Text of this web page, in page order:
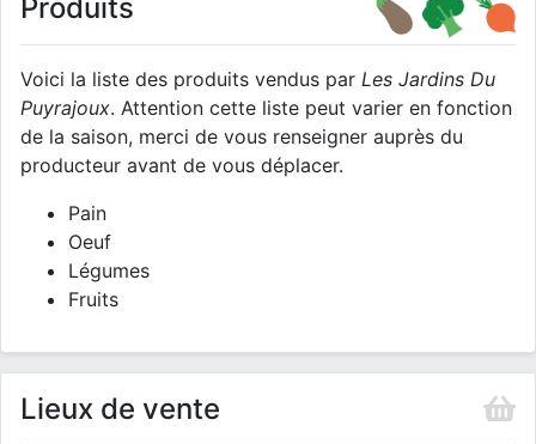
Produits
Voici la liste des produits vendus par Les Jardins Du
Puyrajoux. Attention cette liste peut varier en fonction
de la saison, merci de vous renseigner auprès du
producteur avant de vous déplacer.
Pain
Oeuf
Légumes
Fruits
Lieux de vente